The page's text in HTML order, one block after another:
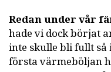
Redan under vår
hade vi dock börjat
inte skulle bli fullt så
första värmeböljan